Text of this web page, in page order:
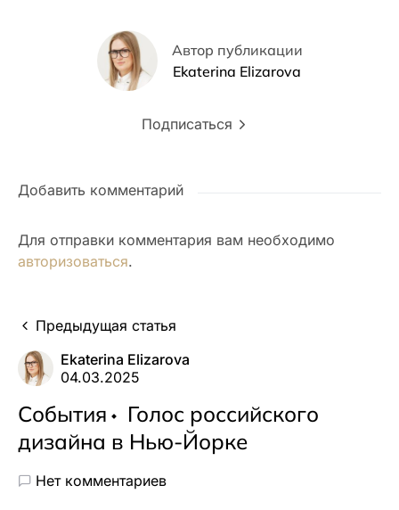
Автор публикации
Ekaterina Elizarova
Подписаться
Добавить комментарий
Для отправки комментария вам необходимо
авторизоваться.
Предыдущая статья
Ekaterina Elizarova
04.03.2025
События
Голос российского
дизайна в Нью-Йорке
Нет комментариев